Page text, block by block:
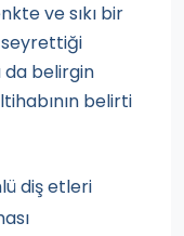
ve sıkı bir
seyrettiği
da belirgin
belirti
diş etleri